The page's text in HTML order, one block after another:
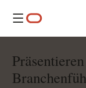
Menü